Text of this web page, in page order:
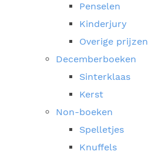
Penselen
Kinderjury
Overige prijzen
Decemberboeken
Sinterklaas
Kerst
Non-boeken
Spelletjes
Knuffels